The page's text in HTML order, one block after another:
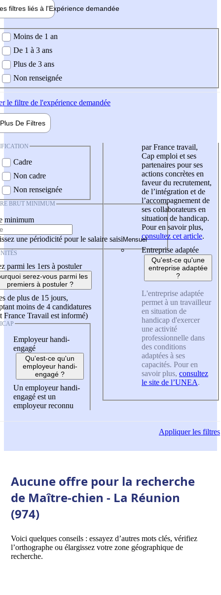
filtres liés à l'Expérience demandée
demandée
Moins de 1 an
De 1 à 3 ans
Plus de 3 ans
Non renseignée
le filtre de l'expérience demandée
Plus De Filtres
Cadre
Non cadre
Non renseignée
BRUT MINIMUM
minimum
une périodicité pour le salaire saisi
parmi les 1ers à postuler
serez-vous parmi les
premiers à postuler ?
de plus de 15 jours,
moins de 4 candidatures
France Travail est informé)
Employeur handi-
engagé
Qu'est-ce qu'un
employeur handi-
engagé ?
Un employeur handi-
engagé est un
employeur reconnu
par France travail,
Cap emploi et ses
partenaires pour ses
actions concrètes en
faveur du recrutement,
de l’intégration et de
l’accompagnement de
ses collaborateurs en
situation de handicap.
Pour en savoir plus,
consultez cet article.
Entreprise adaptée
Qu'est-ce qu'une
entreprise adaptée
?
L'entreprise adaptée
permet à un travailleur
en situation de
handicap d'exercer
une activité
professionnelle dans
des conditions
adaptées à ses
capacités. Pour en
savoir plus, consultez
le site de l’UNEA.
Appliquerles filtres
Aucune offre pour la recherche
de Maître-chien - La Réunion
(974)
Voici quelques conseils : essayez d’autres mots clés, vérifiez
l’orthographe ou élargissez votre zone géographique de
recherche.